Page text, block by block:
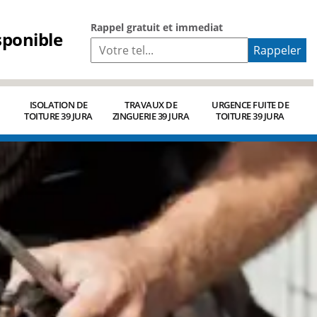
Rappel gratuit et immediat
ISOLATION DE
TOITURE 39 JURA
TRAVAUX DE
ZINGUERIE 39 JURA
URGENCE FUITE DE
TOITURE 39 JURA